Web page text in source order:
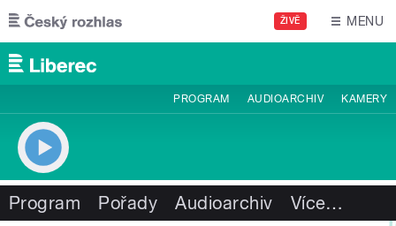
Přejít k hlavnímu obsahu
ŽIVĚ MENU
PROGRAM AUDIOARCHIV KAMERY
Program Pořady Audioarchiv Více…